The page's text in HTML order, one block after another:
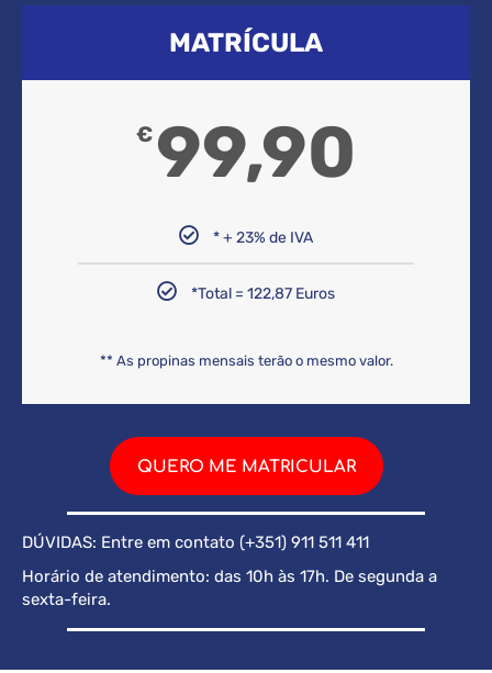
MATRÍCULA
€ 99,90
* + 23% de IVA
*Total = 122,87 Euros
** As propinas mensais terão o mesmo valor.
QUERO ME MATRICULAR
DÚVIDAS: Entre em contato (+351) 911 511 411
Horário de atendimento: das 10h às 17h. De segunda a
sexta-feira.